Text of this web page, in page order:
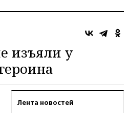
изъяли у
Лента новостей